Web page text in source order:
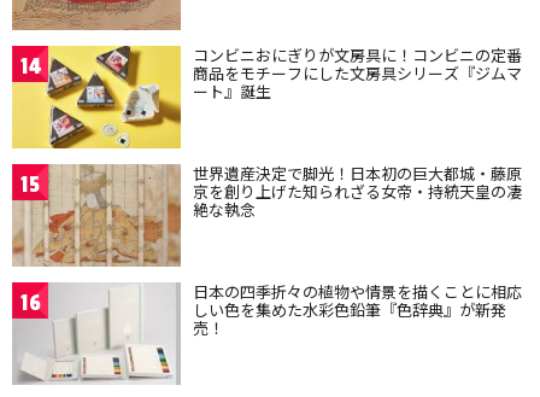
14 コンビニおにぎりが文房具に！コンビニの定番
商品をモチーフにした文房具シリーズ『ジムマ
ート』誕生
15 世界遺産決定で脚光！日本初の巨大都城・藤原
京を創り上げた知られざる女帝・持統天皇の凄
絶な執念
16 日本の四季折々の植物や情景を描くことに相応
しい色を集めた水彩色鉛筆『色辞典』が新発
売！